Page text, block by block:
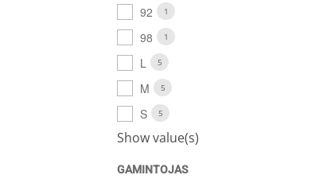
92 1
98 1
L 5
M 5
S 5
Show value(s)
GAMINTOJAS